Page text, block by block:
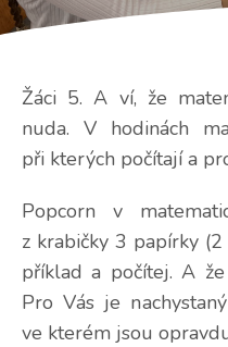
Žáci 5. A ví, že
nuda. V hodinách
při kterých počítají a
Popcorn v
z krabičky 3 papírky
příklad a počítej. A
Pro Vás je
ve kterém jsou